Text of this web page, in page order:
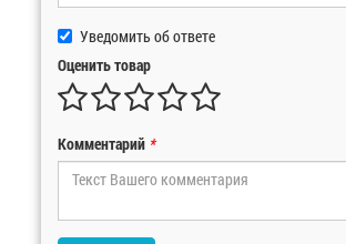
Уведомить об ответе
Оценить товар
Комментарий *